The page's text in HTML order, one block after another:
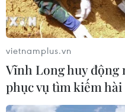
Tây Ban Nha trở thành
điện Trung Quốc tại
24/07/2026 08:06
vietnamplus.vn
Vĩnh Long huy động
phục vụ tìm kiếm